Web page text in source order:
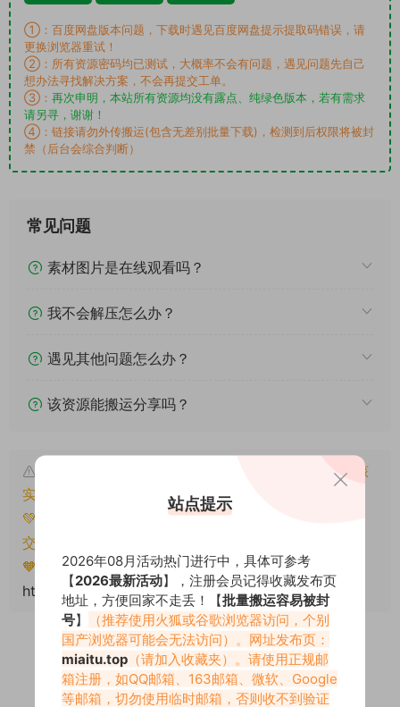
①：百度网盘版本问题，下载时遇见百度网盘提示提取码错误，请
更换浏览器重试！
②：所有资源密码均已测试，大概率不会有问题，遇见问题先自己
想办法寻找解决方案，不会再提交工单。
③： 再次申明，本站所有资源均没有露点、纯绿色版本，若有需求
请另寻，谢谢！
④：链接请勿外传搬运(包含无差别批量下载)，检测到后权限将被封
禁（后台会综合判断）
常见问题
素材图片是在线观看吗？
我不会解压怎么办？
遇见其他问题怎么办？
该资源能搬运分享吗？
本文资源仅供个人参考学习，请勿批量搬运，一经核
实将封禁账号权限！
💚本文资源均来源网友分享，若侵犯了您的权益可以提
交工单处理。
🧡转载请注明出处！原文链接：
https://www.miaitu.net/78923.html
0 0
站点提示
2026年08月活动热门进行中，具体可参考
【2026最新活动】，注册会员记得收藏发布页
地址，方便回家不走丢！【批量搬运容易被封
号】
（推荐使用火狐或谷歌浏览器访问，个别
国产浏览器可能会无法访问）。网址发布页：
miaitu.top （请加入收藏夹）。请使用正规邮
箱注册，如QQ邮箱、163邮箱、微软、Google
等邮箱，切勿使用临时邮箱，否则收不到验证